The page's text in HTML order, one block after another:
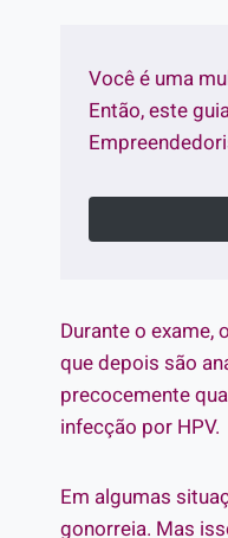
Você é uma
Então, este
Durante o exame,
que depois são
precocemente
infecção por HPV.
Em algumas
gonorreia. Mas